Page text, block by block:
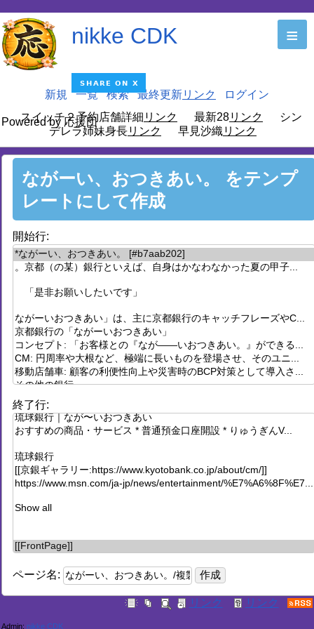
nikke CDK
Powered by 応援団
≡
新規 一覧 検索 最終更新
ログイン
スイッチ２予約店舗詳細
最新28
シン
デレラ姉妹身長
早見沙織
ながーい、おつきあい。 をテンプ
レートにして作成
開始行:
終了行:
ページ名:
Admin: nikke CDK